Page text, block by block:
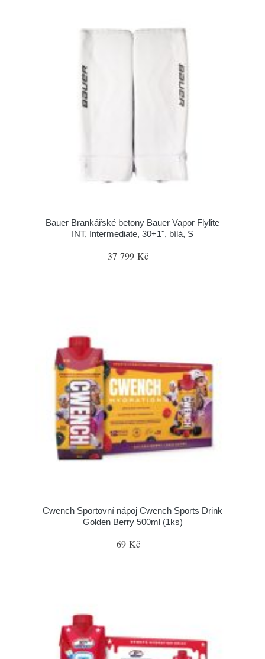
Bauer Brankářské betony Bauer Vapor Flylite
INT, Intermediate, 30+1", bílá, S
37 799 Kč
Cwench Sportovní nápoj Cwench Sports Drink
Golden Berry 500ml (1ks)
69 Kč